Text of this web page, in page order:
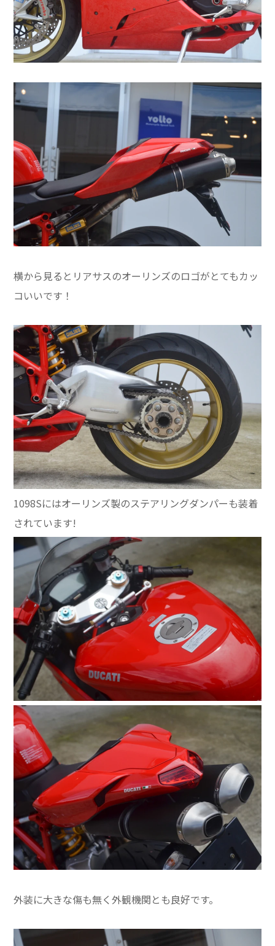
横から見るとリアサスのオーリンズのロゴがとてもカッ
コいいです！
1098Sにはオーリンズ製のステアリングダンパーも装着
されています!
外装に大きな傷も無く外観機関とも良好です。